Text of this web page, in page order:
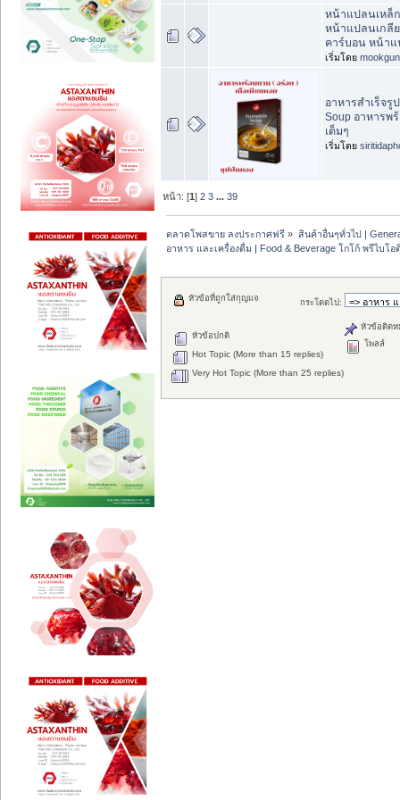
หน้าแปลนเหล็
หน้าแปลนเกลี
คาร์บอน หน้าแ
เริ่มโดย
อาหารสำเร็จรู
Soup อาหารพ
เต็มๆ
เริ่มโดย
หน้า: [1]2 3 ...39
ตลาดโพสขาย ลงประกาศฟรี » สินค้าอื่นๆทั่วไป |
อาหาร และเครื่องดื่ม | Food & Beverage โกโก้ พรีไบโ
กระโดดไป:
หัวข้อปกติ
Hot Topic (More than 15 replies)
Very Hot Topic (More than 25 replies)
หัวข้อที่ถูกใส่กุญแจ
หัวข้อติดห
โพลล์